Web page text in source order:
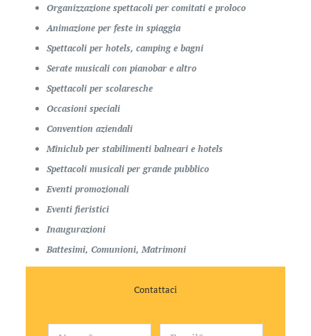
Organizzazione spettacoli per comitati e proloco
Animazione per feste in spiaggia
Spettacoli per hotels, camping e bagni
Serate musicali con pianobar e altro
Spettacoli per scolaresche
Occasioni speciali
Convention aziendali
Miniclub per stabilimenti balneari e hotels
Spettacoli musicali per grande pubblico
Eventi promozionali
Eventi fieristici
Inaugurazioni
Battesimi, Comunioni, Matrimoni
Contattaci
N
E